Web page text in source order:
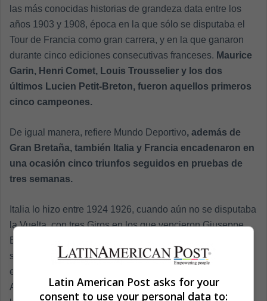
las más conocidas historias de grandeza data entre los
años 1903 y 1908, época en la que sólo se disputaba el
Tour de Francia como gran carrera, y en la que ganaron
durante cinco ediciones consecutivas franceses. Maurice
Garin, Henri Comet, Louis Trousselier y los dos
últimos Lucien Petit-Breton, fueron aquellos primeros
cinco campeones.
De igual manera, refiere Mundo Deportivo, además de
Gran Bretaña, también Italia y Francia encadenaron en
una ocasión cinco triunfos seguidos en pruebas de
tres semanas.
Italia lo hizo entre 1924 1926, cuando aún no se disputaba
la Vuelta, con tres Giros en los que vencieron Giuseppe
Enrici, Alfredo Binda y Giovanni Brunero, y dos Tours que
sumó Ottavio Bottecchia. Por su parte, Francia lo logró
entre 1963 y 1964. Cuatro de ellas ganadas por Jacques
Anquetil, dos Tours, una Vuelta y un Giro, y una Vuelta en
Latin American Post asks for your
consent to use your personal data to: